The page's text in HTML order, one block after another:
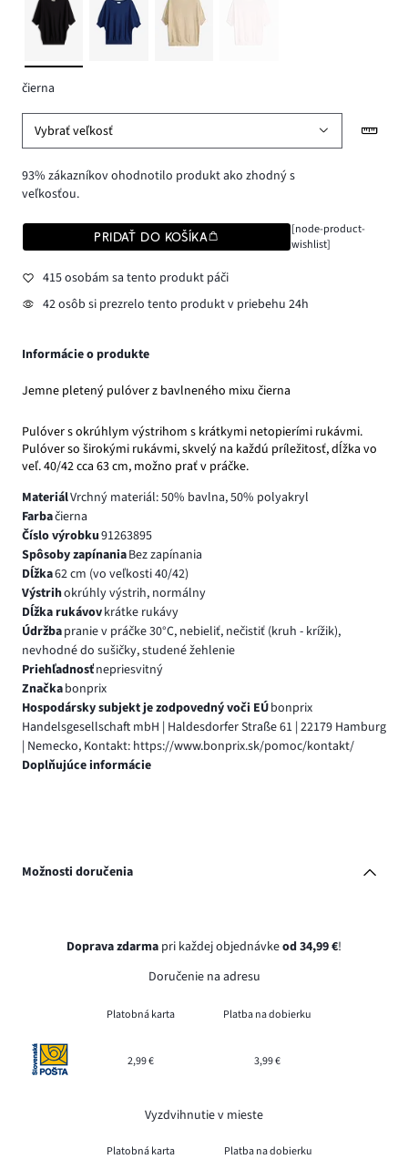
čierna
Vybrať veľkosť
93% zákazníkov ohodnotilo produkt ako zhodný s
veľkosťou.
PRIDAŤ DO KOŠÍKA
[node-product-
wishlist]
415 osobám sa tento produkt páči
42 osôb si prezrelo tento produkt v priebehu 24h
Informácie o produkte
Jemne pletený pulóver z bavlneného mixu čierna
Pulóver s okrúhlym výstrihom s krátkymi netopierími rukávmi.
Pulóver so širokými rukávmi, skvelý na každú príležitosť, dĺžka vo
veľ. 40/42 cca 63 cm, možno prať v práčke.
MateriálVrchný materiál: 50% bavlna, 50% polyakryl
Farbačierna
Číslo výrobku91263895
Spôsoby zapínaniaBez zapínania
Dĺžka62 cm (vo veľkosti 40/42)
Výstrihokrúhly výstrih, normálny
Dĺžka rukávovkrátke rukávy
Údržbapranie v práčke 30°C, nebieliť, nečistiť (kruh - krížik),
nevhodné do sušičky, studené žehlenie
Priehľadnosťnepriesvitný
Značkabonprix
Hospodársky subjekt je zodpovedný voči EÚbonprix
Handelsgesellschaft mbH | Haldesdorfer Straße 61 | 22179 Hamburg
| Nemecko, Kontakt: https://www.bonprix.sk/pomoc/kontakt/
Doplňujúce informácie
Možnosti doručenia
Doprava zdarma pri každej objednávkeod 34,99 €!
Doručenie na adresu
Platobná karta Platba na dobierku
2,99 € 3,99 €
Vyzdvihnutie v mieste
Platobná karta Platba na dobierku